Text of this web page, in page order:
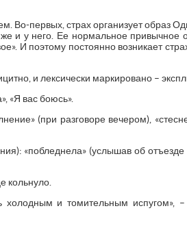
Во-первых, страх организует образ
же и у него. Ее нормальное
И поэтому постоянно возникает
и лексически маркировано –
«Я вас боюсь».
(при разговоре вечером),
«побледнела» (услышав об
кольнуло.
холодным и томительным испугом»,